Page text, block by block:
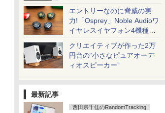
エントリーなのに脅威の実
力!「Osprey」Noble Audioワ
イヤレスイヤフォン4機種を
一気に聴く
クリエイティブが作った2万
円台の“小さなピュアオーデ
ィオスピーカー”
最新記事
西田宗千佳のRandomTracking